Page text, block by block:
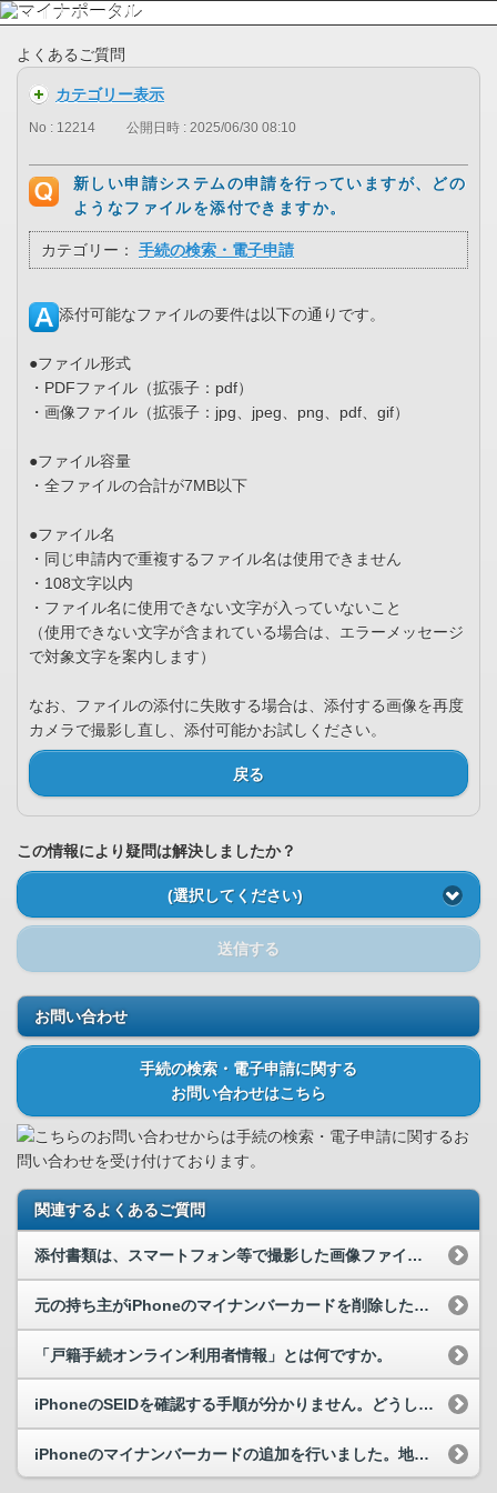
よくあるご質問
カテゴリー表示
No : 12214 公開日時 : 2025/06/30 08:10
新しい申請システムの申請を行っていますが、どの
ようなファイルを添付できますか。
カテゴリー： 手続の検索・電子申請
添付可能なファイルの要件は以下の通りです。
●ファイル形式
・PDFファイル（拡張子：pdf）
・画像ファイル（拡張子：jpg、jpeg、png、pdf、gif）
●ファイル容量
・全ファイルの合計が7MB以下
●ファイル名
・同じ申請内で重複するファイル名は使用できません
・108文字以内
・ファイル名に使用できない文字が入っていないこと
（使用できない文字が含まれている場合は、エラーメッセージ
で対象文字を案内します）
なお、ファイルの添付に失敗する場合は、添付する画像を再度
カメラで撮影し直し、添付可能かお試しください。
戻る
この情報により疑問は解決しましたか？
(選択してください)
送信する
お問い合わせ
手続の検索・電子申請に関する
お問い合わせはこちら
こちらのお問い合わせからは手続の検索・電子申請に関するお
問い合わせを受け付けております。
関連するよくあるご質問
添付書類は、スマートフォン等で撮影した画像ファイルでも問題ないでしょうか？
元の持ち主がiPhoneのマイナンバーカードを削除した状態のスマートフォンを譲り受けて、削除申...
「戸籍手続オンライン利用者情報」とは何ですか。
iPhoneのSEIDを確認する手順が分かりません。どうしたらよいですか。
iPhoneのマイナンバーカードの追加を行いました。地方公共団体に対する電子申請はいつから可能...